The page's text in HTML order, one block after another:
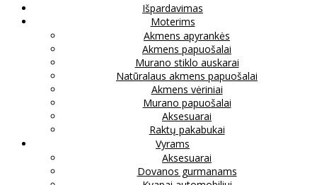
Išpardavimas
Moterims
Akmens apyrankės
Akmens papuošalai
Murano stiklo auskarai
Natūralaus akmens papuošalai
Akmens vėriniai
Murano papuošalai
Aksesuarai
Raktų pakabukai
Vyrams
Aksesuarai
Dovanos gurmanams